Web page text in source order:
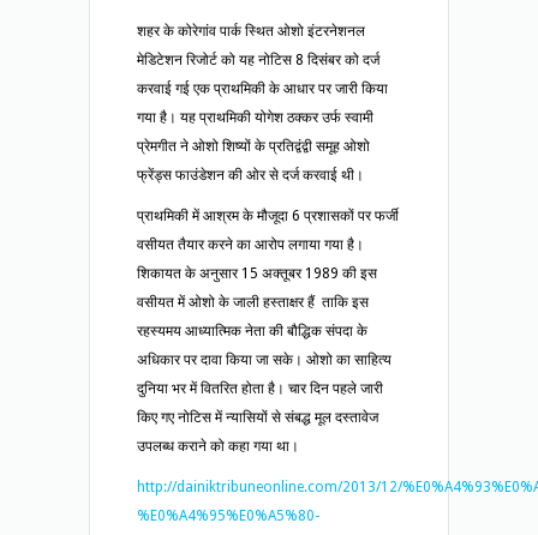
शहर के कोरेगांव पार्क स्थित ओशो इंटरनेशनल
मेडिटेशन रिजोर्ट को यह नोटिस 8 दिसंबर को दर्ज
करवाई गई एक प्राथमिकी के आधार पर जारी किया
गया है। यह प्राथमिकी योगेश ठक्कर उर्फ स्वामी
प्रेमगीत ने ओशो शिष्यों के प्रतिद्वंद्वी समूह ओशो
फ्रेंड्स फाउंडेशन की ओर से दर्ज करवाई थी।
प्राथमिकी में आश्रम के मौजूदा 6 प्रशासकों पर फर्जी
वसीयत तैयार करने का आरोप लगाया गया है।
शिकायत के अनुसार 15 अक्तूबर 1989 की इस
वसीयत में ओशो के जाली हस्ताक्षर हैं ताकि इस
रहस्यमय आध्यात्मिक नेता की बौद्धिक संपदा के
अधिकार पर दावा किया जा सके। ओशो का साहित्य
दुनिया भर में वितरित होता है। चार दिन पहले जारी
किए गए नोटिस में न्यासियों से संबद्ध मूल दस्तावेज
उपलब्ध कराने को कहा गया था।
http://dainiktribuneonline.com/2013/12/
%E0%A4%95%E0%A5%80-